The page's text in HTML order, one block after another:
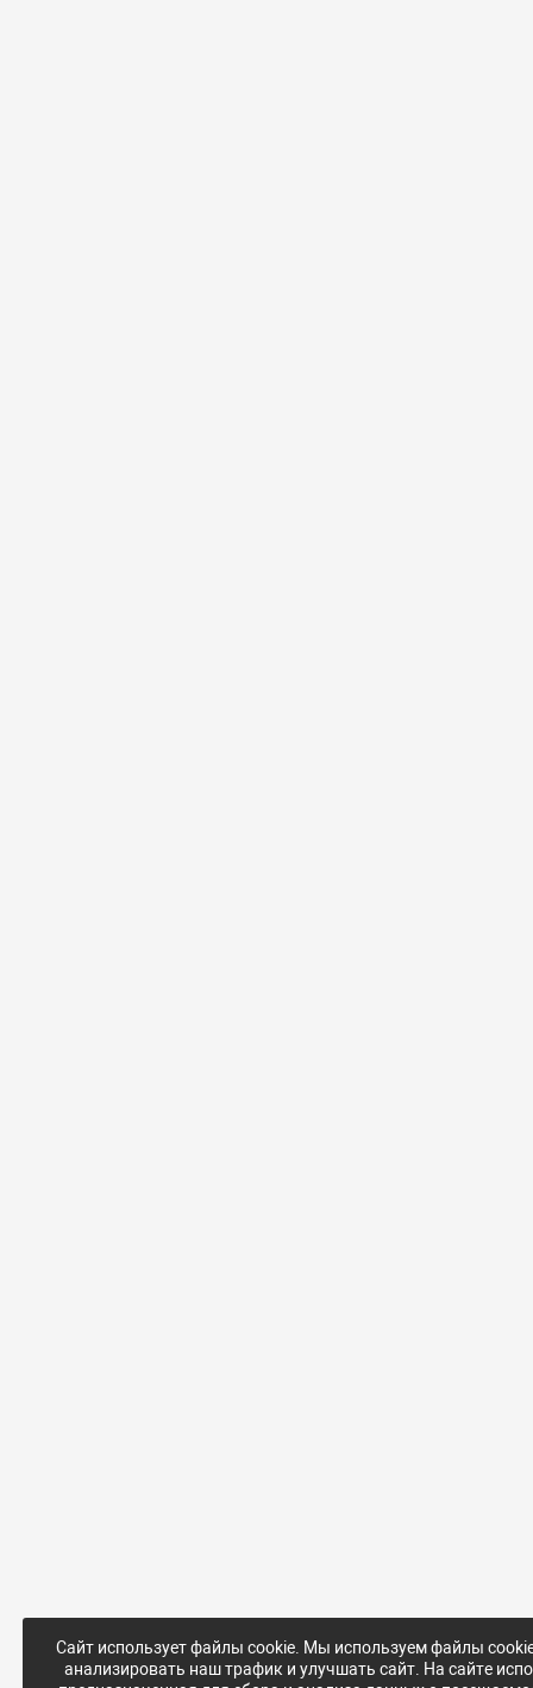
Сайт использует файлы cookie. Мы используем файлы
анализировать наш трафик и улучшать сайт. На сайте